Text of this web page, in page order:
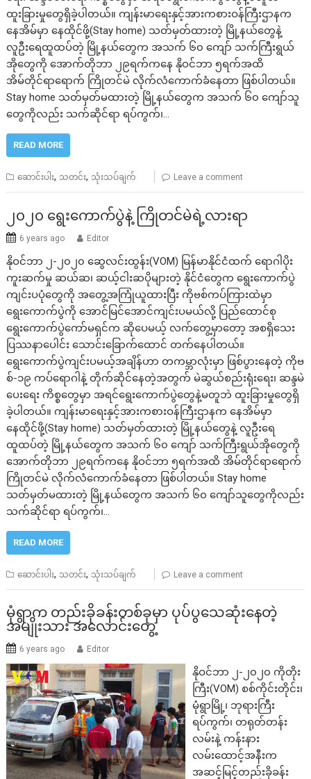
ထူးခြားမှုတွေရှိခဲ့ပါတယ်။ ကျန်းမာရေးနှင့်အားကစားဝန်ကြီးဌာနက
နေအိမ်မှာ နေထိုင်ဖို့(Stay home) သတ်မှတ်ထားတဲ့ မြို့နယ်တွေနဲ့
လူဦးရေထူထပ်တဲ့ မြို့နယ်တွေက အသက် ၆၀ ကျော် သက်ကြီးရွယ်
အိုတွေကို အောက်တိုဘာ ၂၉ရက်ကနေ နိုဝင်ဘာ ၅ရက်အထိ
အိမ်တိုင်ရာရောက် ကြိုတင်မဲ လိုက်လံကောက်ခံနေတာ ဖြစ်ပါတယ်။
Stay home သတ်မှတ်မထားတဲ့ မြို့နယ်တွေက အသက် ၆၀ ကျော်သူ
တွေကိုလည်း သက်ဆိုင်ရာ ရပ်ကွက်၊…
READ MORE
ဆောင်းပါး, သတင်း, သုံးသပ်ချက် Leave a comment
၂၀၂၀ ရွေးကောက်ပွဲနဲ့ ကြိုတင်မဲရဲ့လားရာ
6 years ago Editor
နိုဝင်ဘာ ၂-၂၀၂၀ ဆွေလင်းထွန်း(VOM) မြန်မာနိုင်ငံထက် ရောဂါပိုး
ကူးဆက်မှု ဆယ်ဆ၊ ဆယ့်ငါးဆပိုများတဲ့ နိုင်ငံတွေက ရွေးကောက်ပွဲ
ကျင်းပပုံတွေကို အတွေ့အကြုံယူထားပြီး ကိုဗစ်ကပ်ကြားထဲမှာ
ရွေးကောက်ပွဲကို အောင်မြင်အောင်ကျင်းပမယ်လို့ ပြည်ထောင်စု
ရွေးကောက်ပွဲကော်မရှင်က ဆိုပေမယ့် လက်တွေ့မှာတော့ အစရှိသေး
ပြဿနာပေါင်း သောင်းခြောက်ထောင် တက်နေပါတယ်။
ရွေးကောက်ပွဲကျင်းပမယ့်အချိန်ဟာ တကမ္ဘာလုံးမှာ ဖြစ်ပွားနေတဲ့ ကိုဗ
စ်-၁၉ ကပ်ရောဂါနဲ့ တိုက်ဆိုင်နေတဲ့အတွက် မဲဆွယ်စည်းရုံးရေး၊ ဆန္ဒမဲ
ပေးရေး ကိစ္စတွေမှာ အရင်ရွေးကောက်ပွဲတွေနဲ့မတူဘဲ ထူးခြားမှုတွေရှိ
ခဲ့ပါတယ်။ ကျန်းမာရေးနှင့်အားကစားဝန်ကြီးဌာနက နေအိမ်မှာ
နေထိုင်ဖို့(Stay home) သတ်မှတ်ထားတဲ့ မြို့နယ်တွေနဲ့ လူဦးရေ
ထူထပ်တဲ့ မြို့နယ်တွေက အသက် ၆၀ ကျော် သက်ကြီးရွယ်အိုတွေကို
အောက်တိုဘာ ၂၉ရက်ကနေ နိုဝင်ဘာ ၅ရက်အထိ အိမ်တိုင်ရာရောက်
ကြိုတင်မဲ လိုက်လံကောက်ခံနေတာ ဖြစ်ပါတယ်။ Stay home
သတ်မှတ်မထားတဲ့ မြို့နယ်တွေက အသက် ၆၀ ကျော်သူတွေကိုလည်း
သက်ဆိုင်ရာ ရပ်ကွက်၊…
READ MORE
ဆောင်းပါး, သတင်း, သုံးသပ်ချက် Leave a comment
မုံရွာက တည်းခိုခန်းတစ်ခုမှာ ပုပ်ပွသေဆုံးနေတဲ့
အမျိုးသား အလောင်းတွေ့
6 years ago Editor
နိုဝင်ဘာ ၂-၂၀၂၀ ကိုတိုး
ကြီး(VOM) စစ်ကိုင်းတိုင်း၊
မုံရွာမြို့၊ ဘုရားကြီး
ရပ်ကွက်၊ တရုတ်တန်း
လမ်းနဲ့ ကန်းနား
လမ်းထောင့်အနီးက
အဆင့်မြင့်တည်းခိုခန်း